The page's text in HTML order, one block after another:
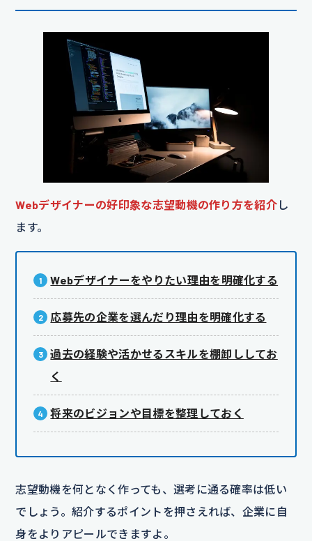
Webデザイナーの好印象な志望動機の作り方を紹介 し
ます。
Webデザイナーをやりたい理由を明確化する
応募先の企業を選んだり理由を明確化する
過去の経験や活かせるスキルを棚卸ししてお
く
将来のビジョンや目標を整理しておく
志望動機を何となく作っても、選考に通る確率は低い
でしょう。紹介するポイントを押さえれば、企業に自
身をよりアピールできますよ。